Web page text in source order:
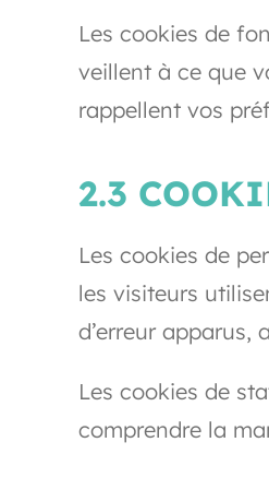
Les cookies de
veillent à ce que
rappellent vos
2.3
Les cookies de
les visiteurs
d’erreur apparus,
Les cookies de
comprendre la